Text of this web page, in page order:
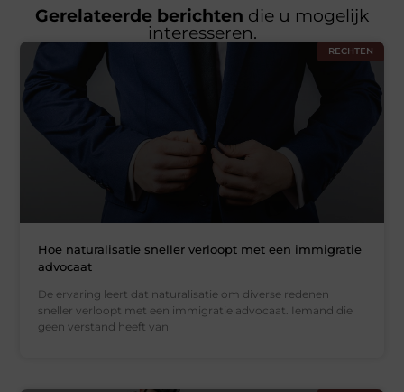
Gerelateerde berichten die u mogelijk
interesseren.
RECHTEN
Hoe naturalisatie sneller verloopt met een immigratie
advocaat
De ervaring leert dat naturalisatie om diverse redenen
sneller verloopt met een immigratie advocaat. Iemand die
geen verstand heeft van